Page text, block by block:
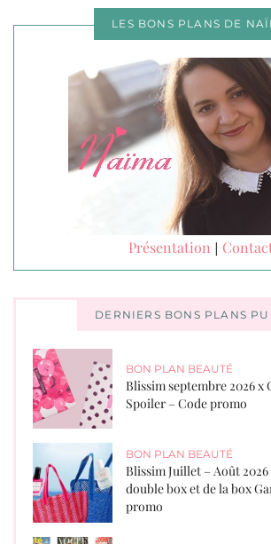
LES BONS PLANS DE
Présentation |
DERNIERS BONS PLANS
BON PLAN BEAUTÉ
Blissim septembre 2026 x
Spoiler – Code promo
BON PLAN BEAUTÉ
Blissim Juillet – Août
double box et de la box
promo